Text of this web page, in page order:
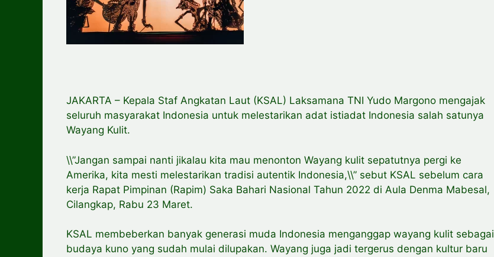
JAKARTA – Kepala Staf Angkatan Laut (KSAL) Laksamana TNI Yudo Margono mengajak
seluruh masyarakat Indonesia untuk melestarikan adat istiadat Indonesia salah satunya
Wayang Kulit.
\\”Jangan sampai nanti jikalau kita mau menonton Wayang kulit sepatutnya pergi ke
Amerika, kita mesti melestarikan tradisi autentik Indonesia,\\” sebut KSAL sebelum cara
kerja Rapat Pimpinan (Rapim) Saka Bahari Nasional Tahun 2022 di Aula Denma Mabesal,
Cilangkap, Rabu 23 Maret.
KSAL membeberkan banyak generasi muda Indonesia menganggap wayang kulit sebagai
budaya kuno yang sudah mulai dilupakan. Wayang juga jadi tergerus dengan kultur baru